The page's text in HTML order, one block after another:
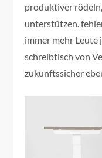
produktiver
unterstützen.
immer mehr Leute
schreibtisch von
zukunftssicher